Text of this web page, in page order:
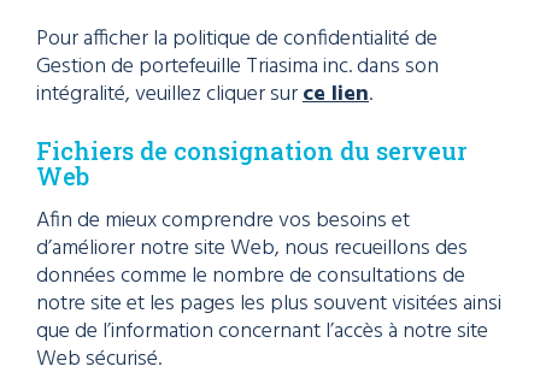
Pour afficher la politique de confidentialité de
Gestion de portefeuille Triasima inc. dans son
intégralité, veuillez cliquer surce lien.
Fichiers de consignation du serveur
Web
Afin de mieux comprendre vos besoins et
d’améliorer notre site Web, nous recueillons des
données comme le nombre de consultations de
notre site et les pages les plus souvent visitées ainsi
que de l’information concernant l’accès à notre site
Web sécurisé.